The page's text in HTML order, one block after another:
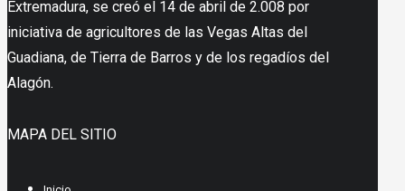
Extremadura, se creó el 14 de abril de 2.008 por
iniciativa de agricultores de las Vegas Altas del
Guadiana, de Tierra de Barros y de los regadíos del
Alagón.
MAPA DEL SITIO